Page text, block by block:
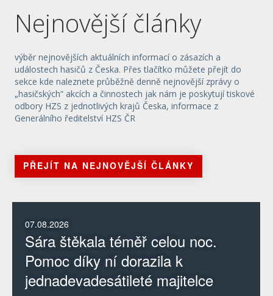
Nejnovější články
výběr nejnovějších aktuálních informací o zásazích a
událostech hasičů z Česka. Přes tlačítko můžete přejít do
sekce kde naleznete průběžně denně nejnovější zprávy o
„hasičských“ akcích a činnostech jak nám je poskytují tiskové
odbory HZS z jednotlivých krajů Česka, informace z
Generálního ředitelství HZS ČR
PŘEJÍT NA NEJNOVĚJŠÍ ČLÁNKY
07.08.2026
Sára štěkala téměř celou noc.
Pomoc díky ní dorazila k
jednadevadesátileté majitelce